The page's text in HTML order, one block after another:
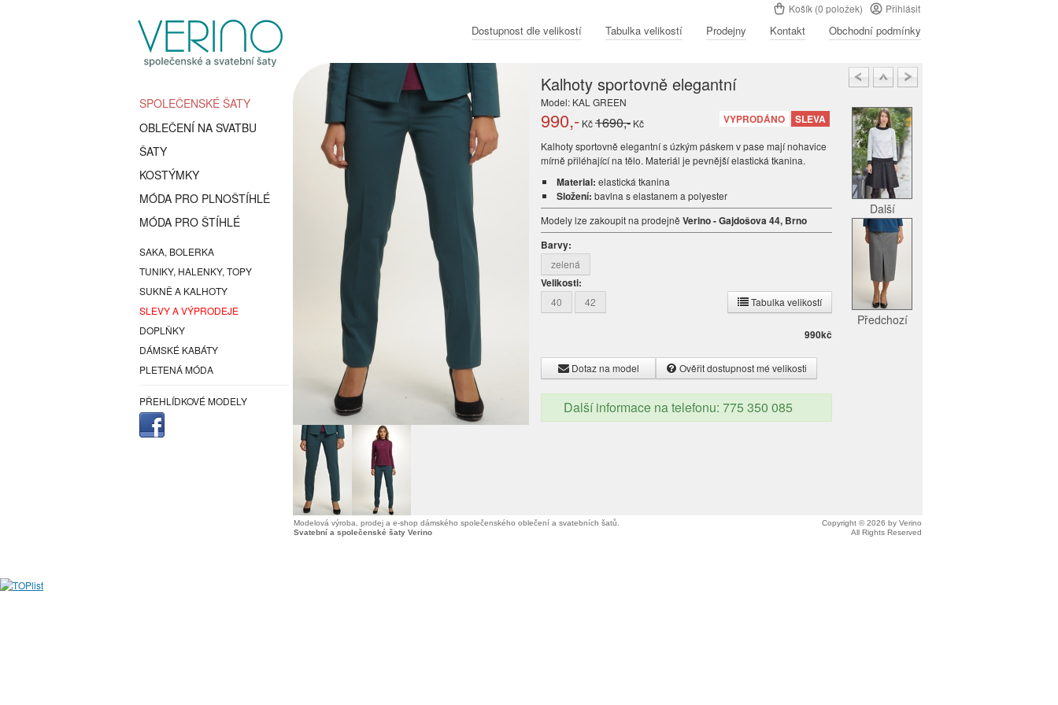
Kalhoty sportovně elegantní
Model: KAL GREEN
VYPRODÁNO SLEVA
990,- Kč1690,- Kč
Kalhoty sportovně elegantní s úzkým páskem v pase mají nohavice
mírně přiléhající na tělo. Materiál je pevnější elastická tkanina.
Material: elastická tkanina
Složení: bavlna s elastanem a polyester
Modely lze zakoupit na prodejně Verino - Gajdošova 44, Brno
Barvy:
zelená
Velikosti:
40 42 Tabulka velikostí
990kč
Dotaz na model Ověřit dostupnost mé velikosti
Další informace na telefonu: 775 350 085
Další
Předchozí
Copyright © 2026 by Verino
All Rights Reserved
Modelová výroba, prodej a e-shop dámského společenského oblečení a svatebních šatů.
Svatební a společenské šaty Verino
SPOLEČENSKÉ ŠATY
OBLEČENÍ NA SVATBU
ŠATY
KOSTÝMKY
MÓDA PRO PLNOŠTÍHLÉ
MÓDA PRO ŠTÍHLÉ
SAKA, BOLERKA
TUNIKY, HALENKY, TOPY
SUKNĚ A KALHOTY
SLEVY A VÝPRODEJE
DOPLŇKY
DÁMSKÉ KABÁTY
PLETENÁ MÓDA
PŘEHLÍDKOVÉ MODELY
Košík (0 položek) Přihlásit
Obchodní podmínky
Kontakt
Prodejny
Tabulka velikostí
Dostupnost dle velikostí